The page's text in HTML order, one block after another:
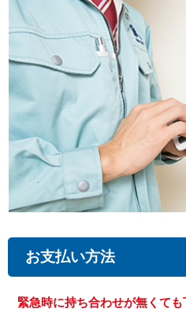
お支払い方法
緊急時に持ち合わせが無くて